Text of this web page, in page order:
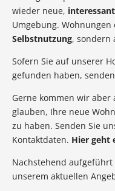
wieder neue,
Umgebung.
Selbstnutzung, sondern
Sofern Sie auf unserer
gefunden haben,
Gerne kommen wir aber
glauben, Ihre neue
zu haben. Senden Sie
Kontaktdaten. Hier geht
Nachstehend aufgeführt
unserem aktuellen